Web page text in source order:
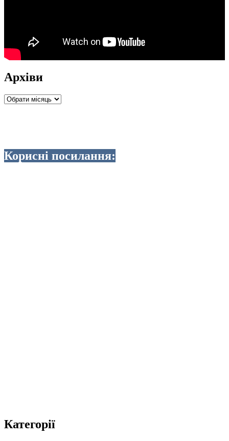
Архіви
Архіви
Корисні посилання:
Категорії